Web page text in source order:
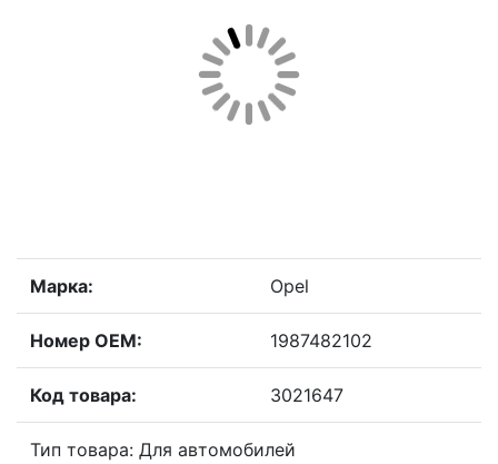
Марка: Opel
Номер OEM: 1987482102
Код товара: 3021647
Тип товара: Для автомобилей